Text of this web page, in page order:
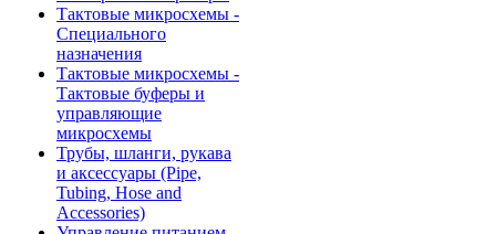
Тактовые микросхемы -
Специального
назначения
Тактовые микросхемы -
Тактовые буферы и
управляющие
микросхемы
Трубы, шланги, рукава
и аксессуары (Pipe,
Tubing, Hose and
Accessories)